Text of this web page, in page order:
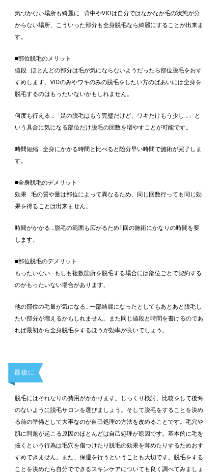
気づかない場所も綺麗に…背中やVIOは自分ではなかなか毛の状態が分
からない場所、こういった部分も全身脱毛なら綺麗にすることが出来ま
す。
■部位脱毛のメリット
値段…ほとんどの部分は毛が気にならないようだったら部位脱毛をおす
すめします。VIOのみやワキのみの脱毛をしたい方のばあいには全身を
脱毛するのはもったいないかもしれません。
何度も行える…「足の脱毛はもう完璧だけど、ワキだけもう少し…」と
いう具合に気になる部位だけ脱毛の回数を増やすことが可能です。
時間短縮…全身にかかる時間と比べると随分早い時間で施術が完了しま
す。
■全身脱毛のデメリット
効果…毛の質や量は部位によって異なるため、同じ回数行っても同じ効
果を得ることは出来ません。
時間がかかる…脱毛の範囲も広がるため1回の施術にかなりの時間を要
します。
■部位脱毛のデメリット
もったいない…もしも複数箇所を脱毛する場合には部位ごとで契約する
のがもったいない場合があります。
他の部位の毛量が気になる…一部綺麗になったとしてもあとあと脱毛し
たい部分が増えるかもしれません。また同じ値段と時間を書けるのであ
れば最初から全身脱毛をするほうが効率が良いでしょう。
最後に
脱毛にはそれなりの費用がかかります。じっくり検討、比較をして後悔
のないように脱毛サロンを選びましょう。そして脱毛をすることを決め
る前の準備として大事なのが自己処理の方法を改めることです。毛穴や
肌に問題が起こる原因のほとんどは自己処理が原因です。基本的に毛を
抜くという行為は毛穴を傷つけたり脱毛の効果を薄めたりするためおす
すめできません。また、保湿を行うということも大切です。脱毛をする
ことを決めたら自分でできるスキンケアについても良く調べてみましょ